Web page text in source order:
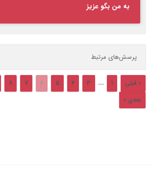
به من بگو عزیز
« قبلی 1
...
3
4
5
6
7
8
بعدی »